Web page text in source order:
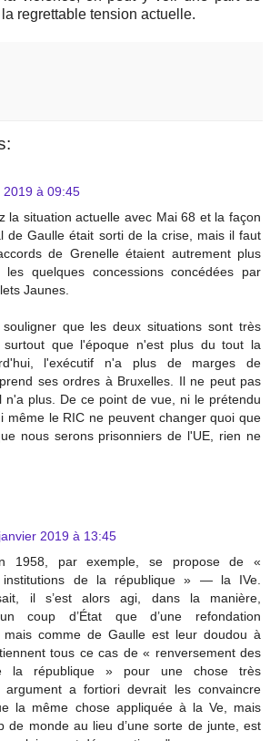
regrettable tension actuelle.
2019 à 09:45
la situation actuelle avec Mai 68 et la façon
de Gaulle était sorti de la crise, mais il faut
de Grenelle étaient autrement plus
les quelques concessions concédées par
Jaunes.
que les deux situations sont très
surtout que l'époque n'est plus du tout la
l'exécutif n'a plus de marges de
ses ordres à Bruxelles. Il ne peut pas
n'a plus. De ce point de vue, ni le prétendu
même le RIC ne peuvent changer quoi que
nous serons prisonniers de l'UE, rien ne
2019 à 13:45
1958, par exemple, se propose de «
institutions de la république » — la IVe.
il s’est alors agi, dans la manière,
coup d’État que d’une refondation
mais comme de Gaulle est leur doudou à
tous ce cas de « renversement des
la république » pour une chose très
argument a fortiori devrait les convaincre
la même chose appliquée à la Ve, mais
de monde au lieu d’une sorte de junte, est